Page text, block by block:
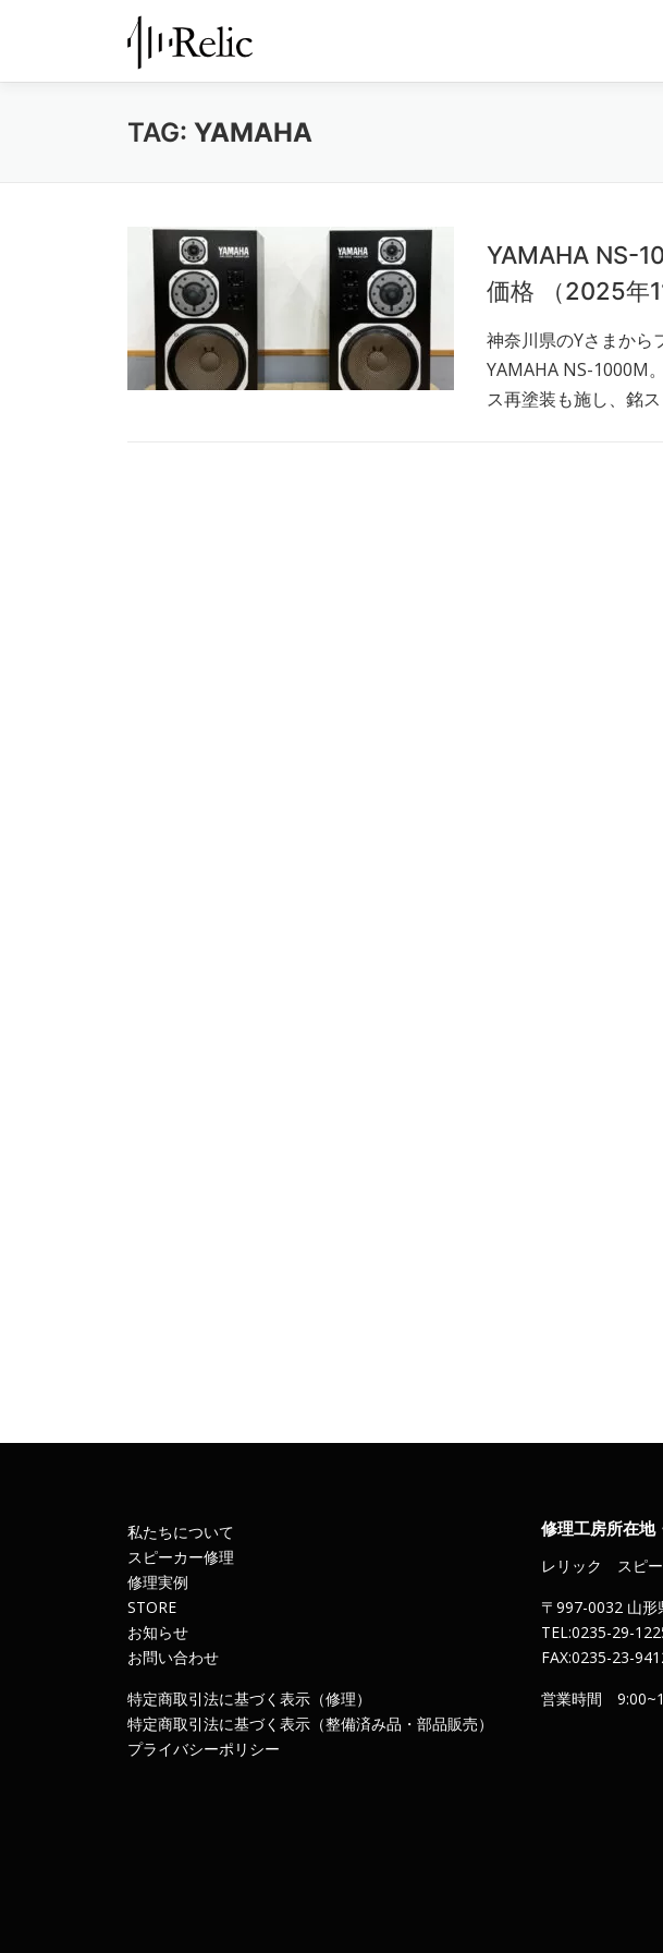
TAG: YAMAHA
YAMAHA NS-
価格 （2025年
神奈川県のYさまから
YAMAHA NS-1000M
ス再塗装も施し、銘
私たちについて
スピーカー修理
修理実例
STORE
お知らせ
お問い合わせ
特定商取引法に基づく表示（修理）
特定商取引法に基づく表示（整備済み品・部品販売）
プライバシーポリシー
修理工房所在地
レリック スピ
〒997-0032 山形
TEL:0235-29-
FAX:0235-23-
営業時間